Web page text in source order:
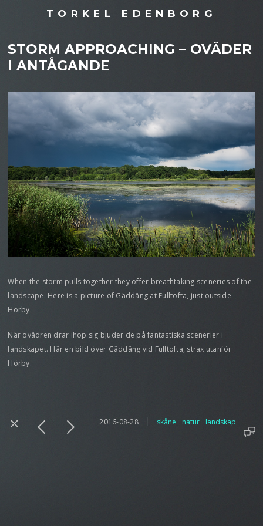
TORKEL EDENBORG
STORM APPROACHING – OVÄDER
I ANTÅGANDE
When the storm pulls together they offer breathtaking sceneries of the
landscape. Here is a picture of Gäddäng at Fulltofta, just outside
Horby.
När ovädren drar ihop sig bjuder de på fantastiska scenerier i
landskapet. Här en bild över Gäddäng vid Fulltofta, strax utanför
Hörby.
2016-08-28 skåne natur landskap